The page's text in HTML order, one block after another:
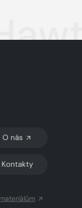
SVĚTLÝ/TMAVÝ REŽIM
O nás
Kontakty